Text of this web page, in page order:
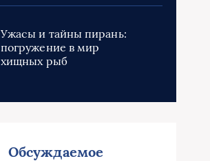
Ужасы и тайны пирань:
погружение в мир
хищных рыб
Обсуждаемое